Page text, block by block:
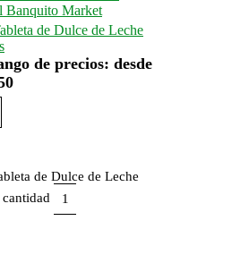
de Dulce de Leche
de precios: desde
de Dulce de Leche